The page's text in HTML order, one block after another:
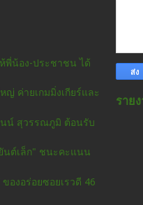
พี่น้อง-ประชาชน ได้
ญ่ ค่ายเกมมิ่งเกียร์และ
นน์ สุวรรณภูมิ ต้อนรับ
นต์เล็ก" ชนะคะแนน
องอร่อยซอยเรวดี 46
ราย